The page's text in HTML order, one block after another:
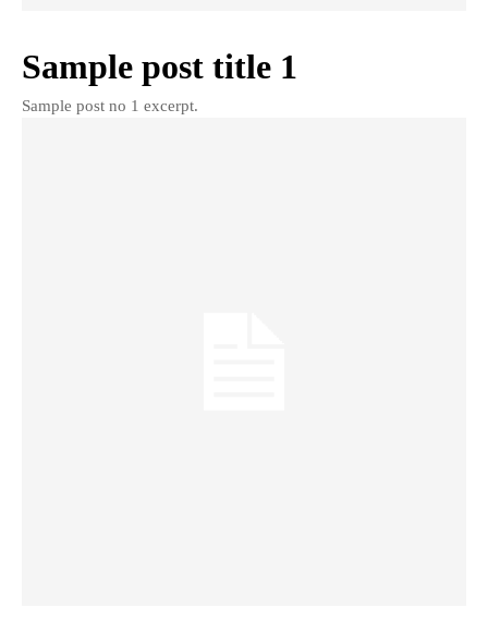
Sample post title 1
Sample post no 1 excerpt.